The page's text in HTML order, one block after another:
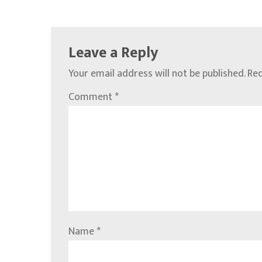
Leave a Reply
Your email address will not be published.
Comment*
Name*